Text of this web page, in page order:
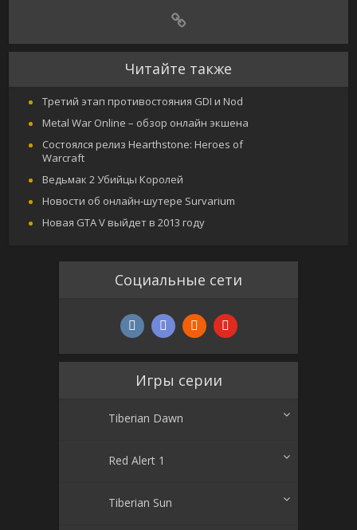
Читайте также
Третий этап противостояния GDI и Nod
Metal War Online – обзор онлайн экшена
Состоялся релиз Hearthstone: Heroes of
Warcraft
Ведьмак 2 Убийцы Королей
Новости об онлайн-шутере Survarium
Новая GTA V выйдет в 2013 году
Социальные сети
Игры серии
Tiberian Dawn
Red Alert 1
Tiberian Sun